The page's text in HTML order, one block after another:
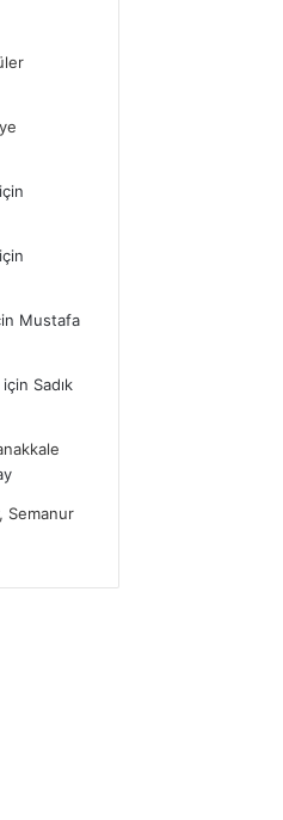
için
için
Mustafa
için Sadık
Semanur